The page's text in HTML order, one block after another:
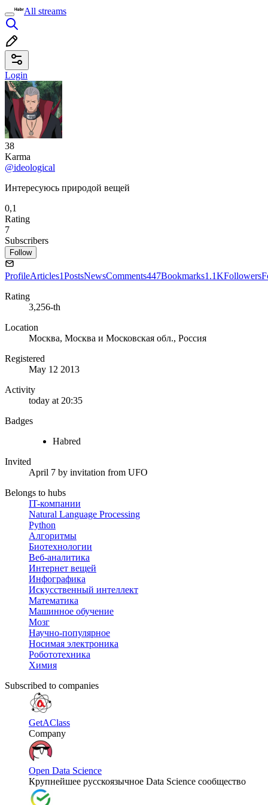
All streams
Login
38
Karma
@ideological
Интересуюсь природой вещей
0,1
Rating
7
Subscribers
Follow
ProfileArticles1PostsNewsComments447Bookmarks1.1KFollowers
Rating
3,256-th
Location
Москва, Москва и Московская обл., Россия
Registered
May 12 2013
Activity
today at 20:35
Badges
Habred
Invited
April 7 by invitation from UFO
Belongs to hubs
IT-компании
Natural Language Processing
Python
Алгоритмы
Биотехнологии
Веб-аналитика
Интернет вещей
Инфографика
Искусственный интеллект
Математика
Машинное обучение
Мозг
Научно-популярное
Носимая электроника
Робототехника
Химия
Subscribed to companies
GetAClass
Company
Open Data Science
Крупнейшее русскоязычное Data Science сообщество